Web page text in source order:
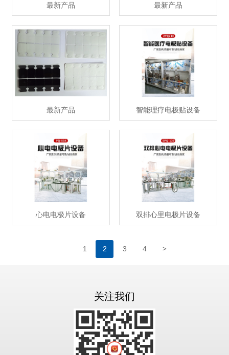
最新产品 最新产品
最新产品 智能理疗电极贴设备
心电电极片设备 双排心里电极片设备
1 2 3 4 >
关注我们